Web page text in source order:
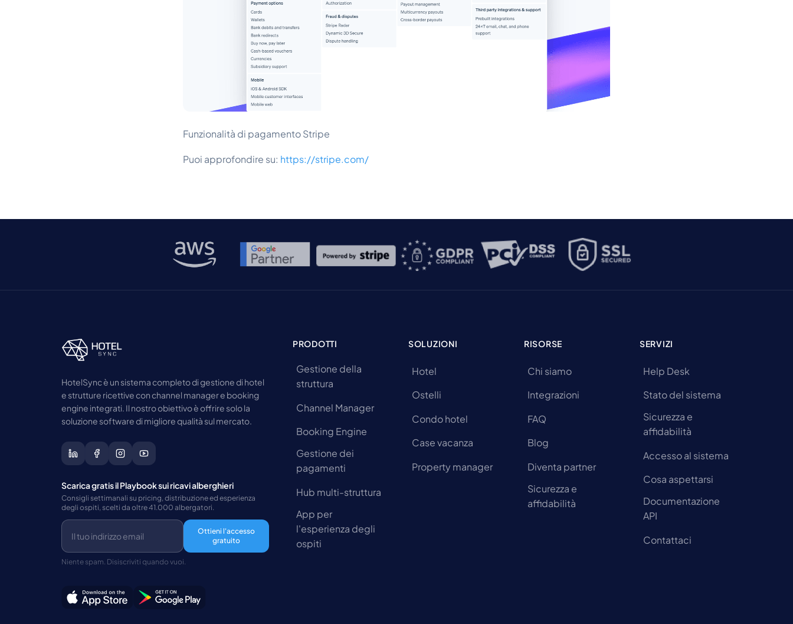
Funzionalità di pagamento Stripe
Puoi approfondire su: https://stripe.com/
HotelSync è un sistema completo di gestione di hotel
e strutture ricettive con channel manager e booking
engine integrati. Il nostro obiettivo è offrire solo la
soluzione software di migliore qualità sul mercato.
Scarica gratis il Playbook sui ricavi alberghieri
Consigli settimanali su pricing, distribuzione ed esperienza
degli ospiti, scelti da oltre 41.000 albergatori.
Ottieni l'accesso
gratuito
Niente spam. Disiscriviti quando vuoi.
PRODOTTI
Gestione della
struttura
Channel Manager
Booking Engine
Gestione dei
pagamenti
Hub multi-struttura
App per
l'esperienza degli
ospiti
SOLUZIONI
Hotel
Ostelli
Condo hotel
Case vacanza
Property manager
RISORSE
Chi siamo
Integrazioni
FAQ
Blog
Diventa partner
Sicurezza e
affidabilità
SERVIZI
Help Desk
Stato del sistema
Sicurezza e
affidabilità
Accesso al sistema
Cosa aspettarsi
Documentazione
API
Contattaci